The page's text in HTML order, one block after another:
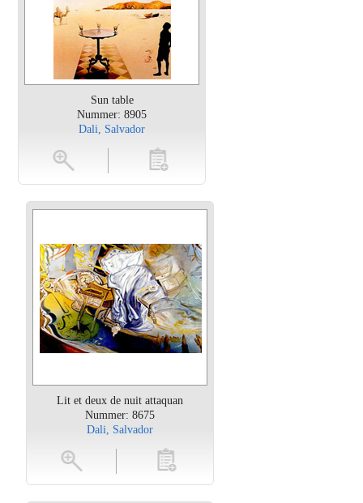
Sun table
Nummer: 8905
Dali, Salvador
toevoegen
Lit et deux de nuit attaquan
Nummer: 8675
Dali, Salvador
toevoegen